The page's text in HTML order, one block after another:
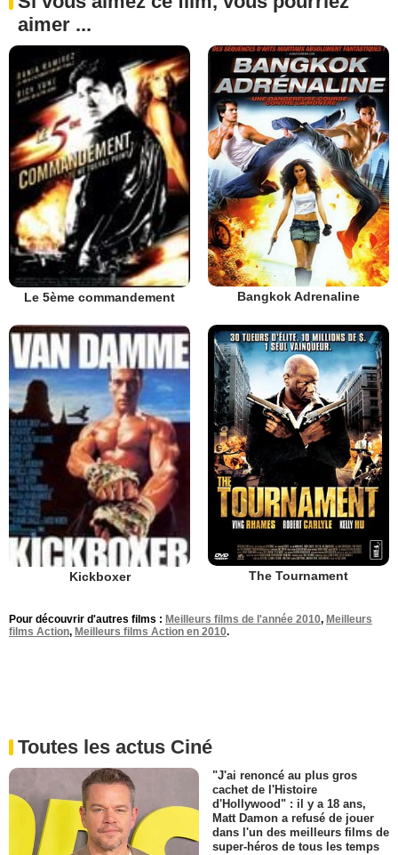
aimer ...
Le 5ème commandement Bangkok Adrenaline
Kickboxer The Tournament
Pour découvrir d'autres films : Meilleurs films de l'année 2010, Meilleurs
films Action, Meilleurs films Action en 2010.
Toutes les actus Ciné
"J'ai renoncé au plus gros
cachet de l'Histoire
d'Hollywood" : il y a 18 ans,
Matt Damon a refusé de jouer
dans l'un des meilleurs films de
super-héros de tous les temps